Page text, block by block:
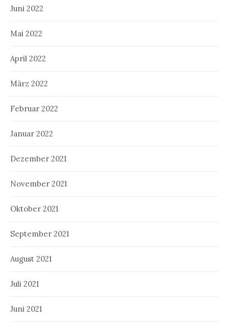
Juni 2022
Mai 2022
April 2022
März 2022
Februar 2022
Januar 2022
Dezember 2021
November 2021
Oktober 2021
September 2021
August 2021
Juli 2021
Juni 2021